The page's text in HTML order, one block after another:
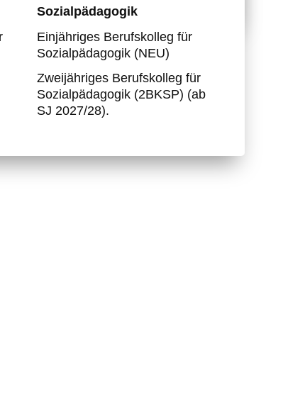
Berufs- und Studienwahl
Sozialpädagogik
Einjähriges Berufskolleg für
Sozialpädagogik (NEU)
Zweijähriges Berufskolleg für
Sozialpädagogik (2BKSP) (ab
SJ 2027/28).